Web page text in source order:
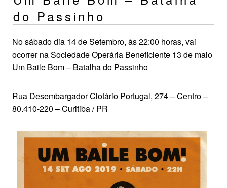
do Passinho
No sábado dia 14 de Setembro, às 22:00 horas, vai
ocorrer na Sociedade Operária Beneficiente 13 de maio
Um Baile Bom – Batalha do Passinho
Rua Desembargador Clotário Portugal, 274 – Centro –
80.410-220 – Curitiba / PR